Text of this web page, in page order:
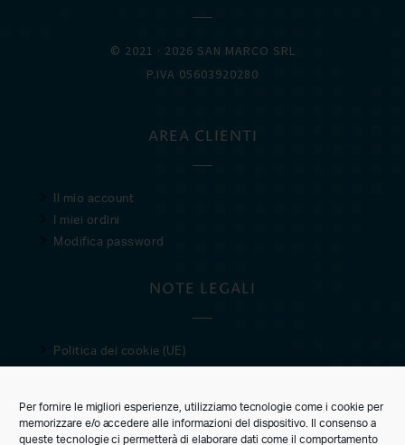
Per fornire le migliori esperienze, utilizziamo tecnologie come i cookie per
memorizzare e/o accedere alle informazioni del dispositivo. Il consenso a
queste tecnologie ci permetterà di elaborare dati come il comportamento
© 2021 · 2026 SAN MARCO SRL
P.IVA 05603920280
AREA CLIENTI
Il mio account
I miei ordini
Modifica password
NOTE LEGALI
Politica dei cookie (UE)